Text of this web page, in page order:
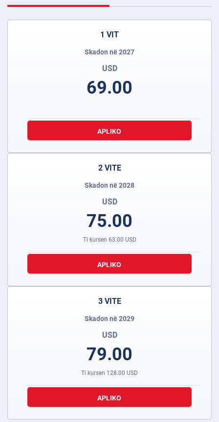
1 VIT
Skadon në 2027
USD
69.00
APLIKO
2 VITE
Skadon në 2028
USD
75.00
Ti kursen 63.00 USD
APLIKO
3 VITE
Skadon në 2029
USD
79.00
Ti kursen 128.00 USD
APLIKO